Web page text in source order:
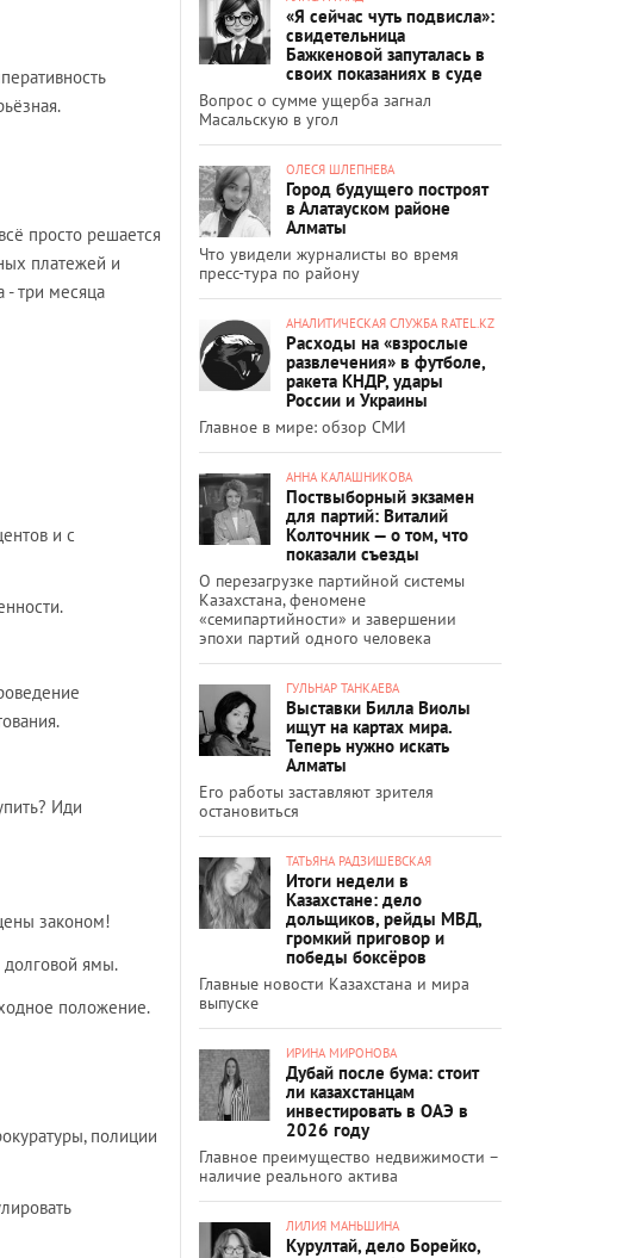
просто решается
платежей и
- три месяца
и с
Иди
законом!
долговой ямы.
положение.
полиции
«Я сейчас чуть подвисла»:
свидетельница
Бажкеновой запуталась в
своих показаниях в суде
Вопрос о сумме ущерба загнал
Масальскую в угол
ОЛЕСЯ ШЛЕПНЕВА
Город будущего построят
в Алатауском районе
Алматы
Что увидели журналисты во время
пресс-тура по району
АНАЛИТИЧЕСКАЯ СЛУЖБА RATEL.KZ
Расходы на «взрослые
развлечения» в футболе,
ракета КНДР, удары
России и Украины
Главное в мире: обзор СМИ
АННА КАЛАШНИКОВА
Поствыборный экзамен
для партий: Виталий
Колточник — о том, что
показали съезды
О перезагрузке партийной системы
Казахстана, феномене
«семипартийности» и завершении
эпохи партий одного человека
ГУЛЬНАР ТАНКАЕВА
Выставки Билла Виолы
ищут на картах мира.
Теперь нужно искать
Алматы
Его работы заставляют зрителя
остановиться
ТАТЬЯНА РАДЗИШЕВСКАЯ
Итоги недели в
Казахстане: дело
дольщиков, рейды МВД,
громкий приговор и
победы боксёров
Главные новости Казахстана и мира
выпуске
ИРИНА МИРОНОВА
Дубай после бума: стоит
ли казахстанцам
инвестировать в ОАЭ в
2026 году
Главное преимущество недвижимости –
наличие реального актива
ЛИЛИЯ МАНЬШИНА
Курултай, дело Борейко,